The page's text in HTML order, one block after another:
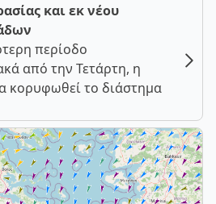
και εκ νέου
περίοδο
από την Τετάρτη, η
κορυφωθεί το διάστημα